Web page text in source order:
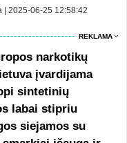
| 2025-06-25 12:58:42
REKLAMA
narkotikų
įvardijama
sintetinių
labai stipriu
siejamos su